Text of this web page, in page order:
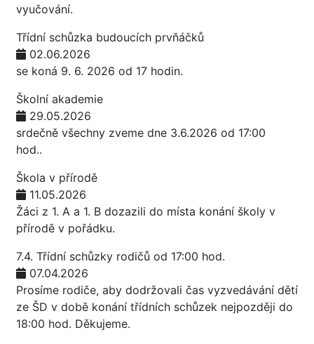
vyučování.
Třídní schůzka budoucích prvňáčků
02.06.2026
se koná 9. 6. 2026 od 17 hodin.
Školní akademie
29.05.2026
srdečně všechny zveme dne 3.6.2026 od 17:00
hod..
Škola v přírodě
11.05.2026
Žáci z 1. A a 1. B dozazili do místa konání školy v
přírodě v pořádku.
7.4. Třídní schůzky rodičů od 17:00 hod.
07.04.2026
Prosíme rodiče, aby dodržovali čas vyzvedávání dětí
ze ŠD v době konání třídních schůzek nejpozději do
18:00 hod. Děkujeme.